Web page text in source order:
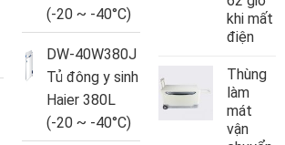
(-20 ~ -40°C)
DW-40W380J
Tủ đông y sinh
Haier 380L
(-20 ~ -40°C)
khi mất
điện
Thùng
làm
mát
vận